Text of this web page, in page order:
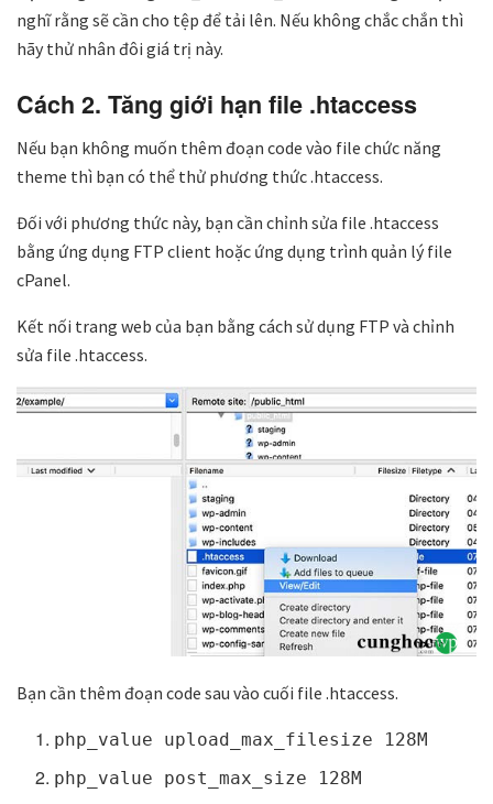
nghĩ rằng sẽ cần cho tệp để tải lên. Nếu không chắc chắn thì
hãy thử nhân đôi giá trị này.
Cách 2. Tăng giới hạn file .htaccess
Nếu bạn không muốn thêm đoạn code vào file chức năng
theme thì bạn có thể thử phương thức .htaccess.
Đối với phương thức này, bạn cần chỉnh sửa file .htaccess
bằng ứng dụng FTP client hoặc ứng dụng trình quản lý file
cPanel.
Kết nối trang web của bạn bằng cách sử dụng FTP và chỉnh
sửa file .htaccess.
Bạn cần thêm đoạn code sau vào cuối file .htaccess.
php_value upload_max_filesize 128M
php_value post_max_size 128M